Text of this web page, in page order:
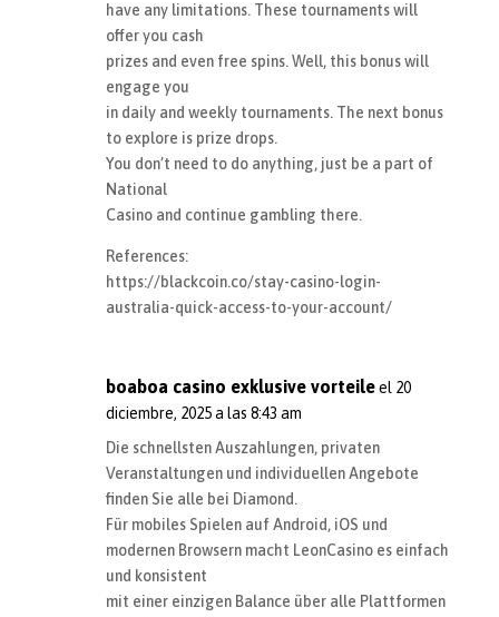
have any limitations. These tournaments will
offer you cash
prizes and even free spins. Well, this bonus will
engage you
in daily and weekly tournaments. The next bonus
to explore is prize drops.
You don’t need to do anything, just be a part of
National
Casino and continue gambling there.
References:
https://blackcoin.co/stay-casino-login-
australia-quick-access-to-your-account/
boaboa casino exklusive vorteile el 20
diciembre, 2025 a las 8:43 am
Die schnellsten Auszahlungen, privaten
Veranstaltungen und individuellen Angebote
finden Sie alle bei Diamond.
Für mobiles Spielen auf Android, iOS und
modernen Browsern macht LeonCasino es einfach
und konsistent
mit einer einzigen Balance über alle Plattformen